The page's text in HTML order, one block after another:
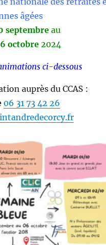
âgées
septembreau
6 octobre2024
ci-dessous
auprès du CCAS :
06 31 73 42 26